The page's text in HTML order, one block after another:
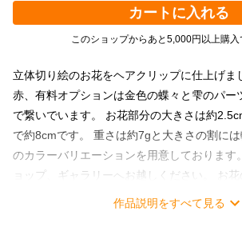
カートに入れる
このショップからあと5,000円以上購入
立体切り絵のお花をヘアクリップに仕上げま
赤、有料オプションは金色の蝶々と雫のパー
で繋いでいます。 お花部分の大きさは約
で約8cmです。 重さは約7gと大きさの割に
のカラーバリエーションを用意しております
ョップ、ギャラリーへお越しください。 お
う5種類からランダムに切り抜いております
作品説明をすべて見る